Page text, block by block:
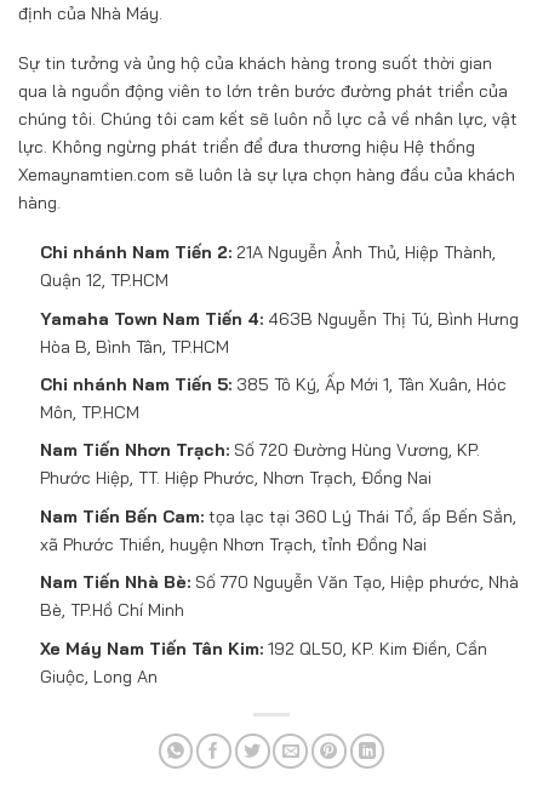
định của Nhà Máy.
Sự tin tưởng và ủng hộ của khách hàng trong suốt thời gian
qua là nguồn động viên to lớn trên bước đường phát triển của
chúng tôi. Chúng tôi cam kết sẽ luôn nỗ lực cả về nhân lực, vật
lực. Không ngừng phát triển để đưa thương hiệu Hệ thống
Xemaynamtien.com sẽ luôn là sự lựa chọn hàng đầu của khách
hàng.
Chi nhánh Nam Tiến 2: 21A Nguyễn Ảnh Thủ, Hiệp Thành,
Quận 12, TP.HCM
Yamaha Town Nam Tiến 4: 463B Nguyễn Thị Tú, Bình Hưng
Hòa B, Bình Tân, TP.HCM
Chi nhánh Nam Tiến 5: 385 Tô Ký, Ấp Mới 1, Tân Xuân, Hóc
Môn, TP.HCM
Nam Tiến Nhơn Trạch: Số 720 Đường Hùng Vương, KP.
Phước Hiệp, TT. Hiệp Phước, Nhơn Trạch, Đồng Nai
Nam Tiến Bến Cam: tọa lạc tại 360 Lý Thái Tổ, ấp Bến Sắn,
xã Phước Thiền, huyện Nhơn Trạch, tỉnh Đồng Nai
Nam Tiến Nhà Bè: Số 770 Nguyễn Văn Tạo, Hiệp phước, Nhà
Bè, TP.Hồ Chí Minh
Xe Máy Nam Tiến Tân Kim: 192 QL50, KP. Kim Điền, Cần
Giuộc, Long An